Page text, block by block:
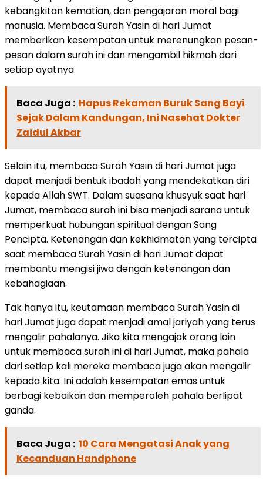
kebangkitan kematian, dan pengajaran moral bagi
manusia. Membaca Surah Yasin di hari Jumat
memberikan kesempatan untuk merenungkan pesan-
pesan dalam surah ini dan mengambil hikmah dari
setiap ayatnya.
Baca Juga : Hapus Rekaman Buruk Sang Bayi
Sejak Dalam Kandungan, Ini Nasehat Dokter
Zaidul Akbar
Selain itu, membaca Surah Yasin di hari Jumat juga
dapat menjadi bentuk ibadah yang mendekatkan diri
kepada Allah SWT. Dalam suasana khusyuk saat hari
Jumat, membaca surah ini bisa menjadi sarana untuk
memperkuat hubungan spiritual dengan Sang
Pencipta. Ketenangan dan kekhidmatan yang tercipta
saat membaca Surah Yasin di hari Jumat dapat
membantu mengisi jiwa dengan ketenangan dan
kebahagiaan.
Tak hanya itu, keutamaan membaca Surah Yasin di
hari Jumat juga dapat menjadi amal jariyah yang terus
mengalir pahalanya. Jika kita mengajak orang lain
untuk membaca surah ini di hari Jumat, maka pahala
dari setiap kali mereka membaca juga akan mengalir
kepada kita. Ini adalah kesempatan emas untuk
berbagi kebaikan dan memperoleh pahala berlipat
ganda.
Baca Juga : 10 Cara Mengatasi Anak yang
Kecanduan Handphone